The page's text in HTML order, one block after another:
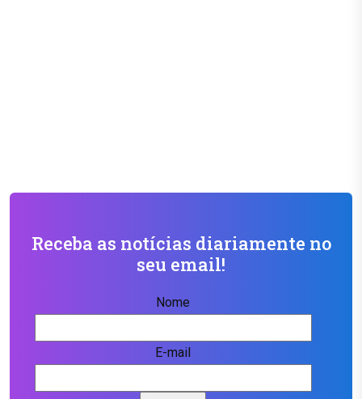
Receba as notícias diariamente no
seu email!
Nome
E-mail